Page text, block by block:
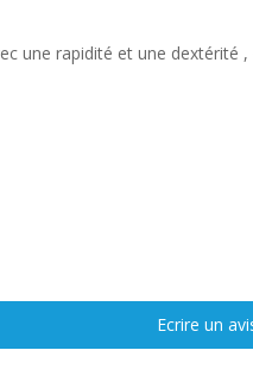
une rapidité et une dextérité
Ecrire un